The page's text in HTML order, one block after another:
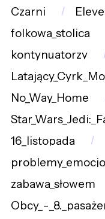
Czarni
folkowa_stolica
kontynuatorzy
No_Way_Home
16_listopada
zabawa_słowem
Obcy_-